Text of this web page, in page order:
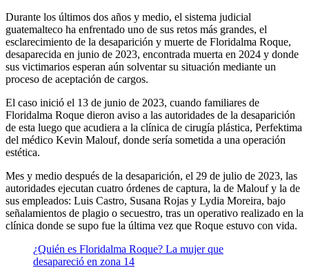
Durante los últimos dos años y medio, el sistema judicial
guatemalteco ha enfrentado uno de sus retos más grandes, el
esclarecimiento de la desaparición y muerte de Floridalma Roque,
desaparecida en junio de 2023, encontrada muerta en 2024 y donde
sus victimarios esperan aún solventar su situación mediante un
proceso de aceptación de cargos.
El caso inició el 13 de junio de 2023, cuando familiares de
Floridalma Roque dieron aviso a las autoridades de la desaparición
de esta luego que acudiera a la clínica de cirugía plástica, Perfektima
del médico Kevin Malouf, donde sería sometida a una operación
estética.
Mes y medio después de la desaparición, el 29 de julio de 2023, las
autoridades ejecutan cuatro órdenes de captura, la de Malouf y la de
sus empleados: Luis Castro, Susana Rojas y Lydia Moreira, bajo
señalamientos de plagio o secuestro, tras un operativo realizado en la
clínica donde se supo fue la última vez que Roque estuvo con vida.
¿Quién es Floridalma Roque? La mujer que
desapareció en zona 14